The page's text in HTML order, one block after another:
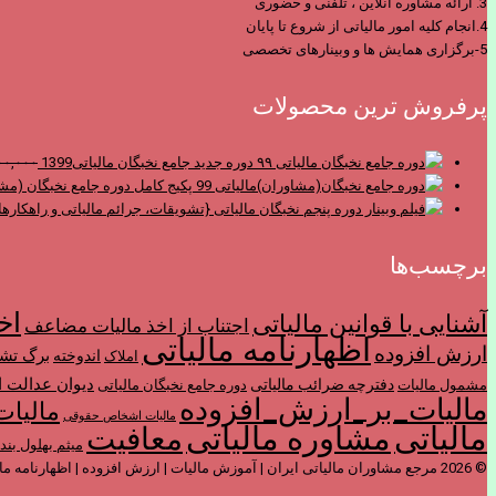
4.انجام کلیه امور مالیاتی از شروع تا پایان
5-برگزاری همایش ها و وبینارهای تخصصی
پرفروش ترین محصولات
دوره جدید جامع نخبگان مالیاتی1399
پکیج کامل دوره جامع نخبگان
برچسب‌ها
آشنایی با قوانین مالیاتی اجتناب از اخذ ماليات مضاعف
ارزش افزودهاظهارنامه مالیاتی املاک اندوخته برگ
مشمول ماليات دفترچه ضرائب مالیاتی دوره جامع نخبگان مالیاتی ديوان عدالت
مالیات_بر_ارزش_افزوده مالیات اشخاص حقوقی
مالیاتیمشاوره مالیاتیمعافیت میثم بهلول
© 2026 مرجع مشاوران مالیاتی ایران | آموزش مالیات | ارزش افزوده | اظهارنامه مالیاتی | مشاوره مالیاتی | مالیات .